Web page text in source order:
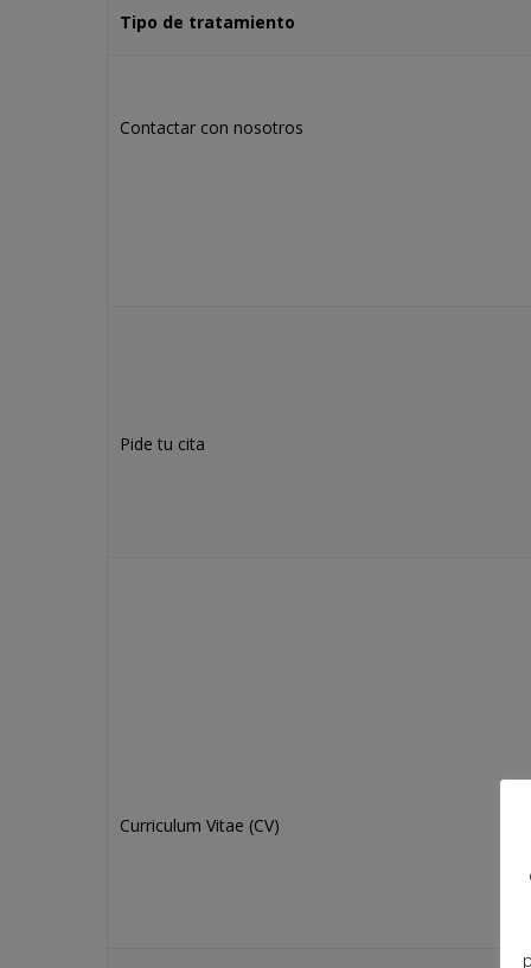
Tipo de tratamiento
Contactar con nosotros
Pide tu cita
Curriculum Vitae (CV)